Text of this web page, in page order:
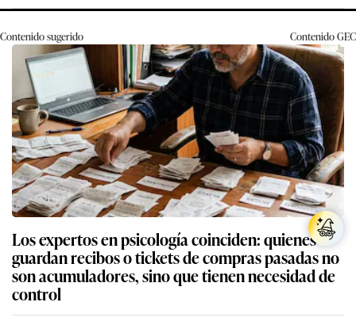
Contenido sugerido ContenidoGEC
Los expertos en psicología coinciden: quienes
guardan recibos o tickets de compras pasadas no
son acumuladores, sino que tienen necesidad de
control